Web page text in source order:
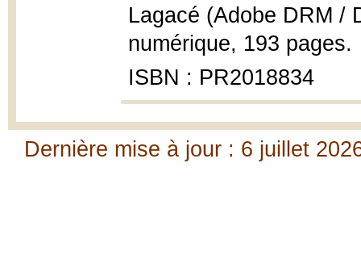
Lagacé (Adobe DRM /
numérique, 193 pages.
ISBN : PR2018834
Dernière mise à jour : 6 juillet